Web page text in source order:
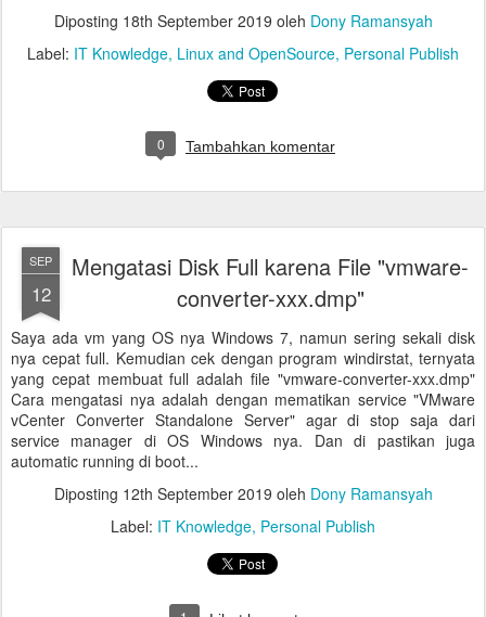
Diposting 18th September 2019 oleh Dony Ramansyah
Label: IT Knowledge Linux and OpenSource Personal Publish
0 Tambahkan komentar
SEP
12
Mengatasi Disk Full karena File "vmware-
converter-xxx.dmp"
Saya ada vm yang OS nya Windows 7, namun sering sekali disk
nya cepat full. Kemudian cek dengan program windirstat, ternyata
yang cepat membuat full adalah file "vmware-converter-xxx.dmp"
Cara mengatasi nya adalah dengan mematikan service "VMware
vCenter Converter Standalone Server" agar di stop saja dari
service manager di OS Windows nya. Dan di pastikan juga
automatic running di boot...
Diposting 12th September 2019 oleh Dony Ramansyah
Label: IT Knowledge Personal Publish